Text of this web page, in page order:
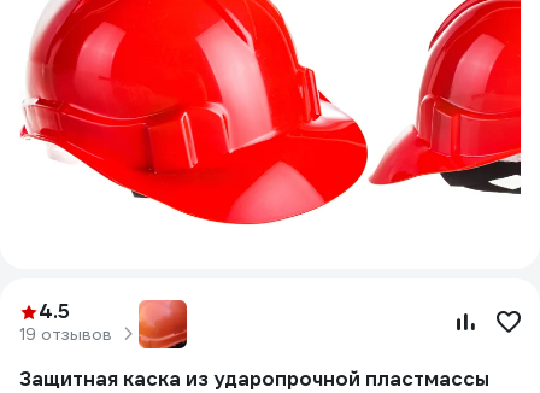
4.5
19 отзывов
Защитная каска из ударопрочной пластмассы